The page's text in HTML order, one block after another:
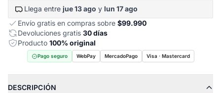
Llega entre jue 13 ago y lun 17 ago
Envío gratis en compras sobre $99.990
Devoluciones gratis 30 días
Producto 100% original
Pago seguro WebPay MercadoPago Visa · Mastercard
DESCRIPCIÓN